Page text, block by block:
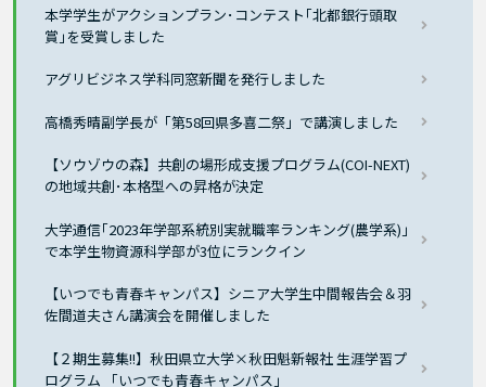
本学学生がアクションプラン･コンテスト｢北都銀行頭取
賞｣を受賞しました
アグリビジネス学科同窓新聞を発行しました
高橋秀晴副学長が「第58回県多喜二祭」で講演しました
【ソウゾウの森】共創の場形成支援プログラム(COI-NEXT)
の地域共創･本格型への昇格が決定
大学通信｢2023年学部系統別実就職率ランキング(農学系)｣
で本学生物資源科学部が3位にランクイン
【いつでも青春キャンパス】シニア大学生中間報告会＆羽
佐間道夫さん講演会を開催しました
【２期生募集!!】秋田県立大学×秋田魁新報社 生涯学習プ
ログラム 「いつでも青春キャンパス」